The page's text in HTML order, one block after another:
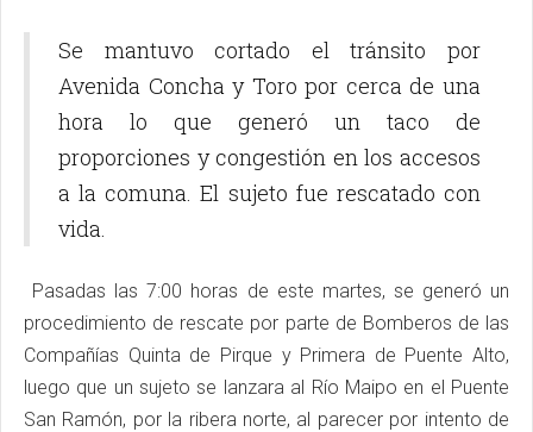
Se mantuvo cortado el tránsito por
Avenida Concha y Toro por cerca de una
hora lo que generó un taco de
proporciones y congestión en los accesos
a la comuna. El sujeto fue rescatado con
vida.
Pasadas las 7:00 horas de este martes, se generó un
procedimiento de rescate por parte de Bomberos de las
Compañías Quinta de Pirque y Primera de Puente Alto,
luego que un sujeto se lanzara al Río Maipo en el Puente
San Ramón, por la ribera norte, al parecer por intento de